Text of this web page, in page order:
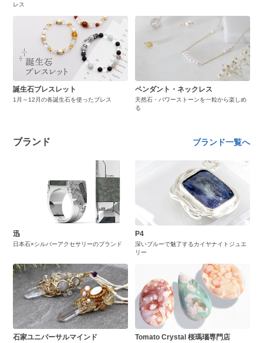
レス
誕生石ブレスレット
1月～12月の各誕生石を使ったブレス
ペンダント・ネックレス
天然石・パワーストーンを一粒から楽しめ
る
ブランド ブランド一覧へ
迅
日本石×シルバーアクセサリーのブランド
P4
深いブルーで魅了するカイヤナイトジュエ
リー
石家ユニバーサルマインド Tomato Crystal 桜瑪瑙専門店